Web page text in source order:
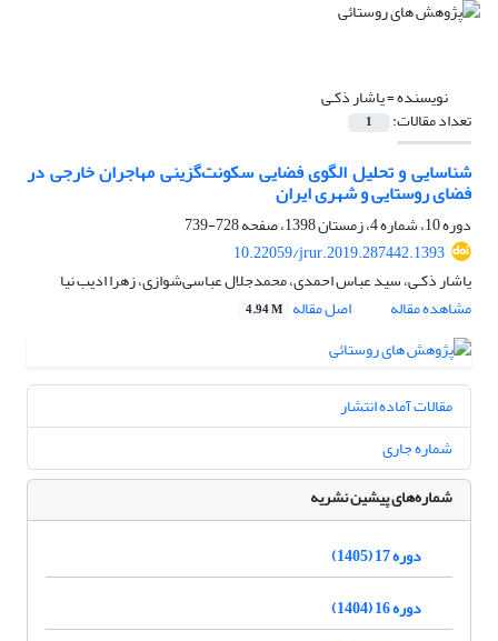
نویسنده =یاشار ذکـی
تعداد مقالات: 1
شناسایی و تحلیل الگوی فضایی سکونت‌گزینی مهاجران خارجی در
فضای روستایی و شهری ایران
دوره 10، شماره 4، زمستان 1398، صفحه
728-739
10.22059/jrur.2019.287442.1393
یاشار ذکـی، سید عباس احمدی، محمدجلال عباسی‌شوازی، زهرا ادیب نیا
مشاهده مقاله
اصل مقاله 4.94 M
مقالات آماده انتشار
شماره جاری
شماره‌های پیشین نشریه
دوره 17 (1405)
دوره 16 (1404)